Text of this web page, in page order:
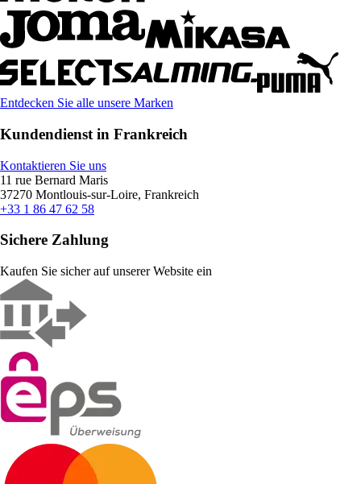
Entdecken Sie alle unsere Marken
Kundendienst in Frankreich
Kontaktieren Sie uns
11 rue Bernard Maris
37270 Montlouis-sur-Loire, Frankreich
+33 1 86 47 62 58
Sichere Zahlung
Kaufen Sie sicher auf unserer Website ein